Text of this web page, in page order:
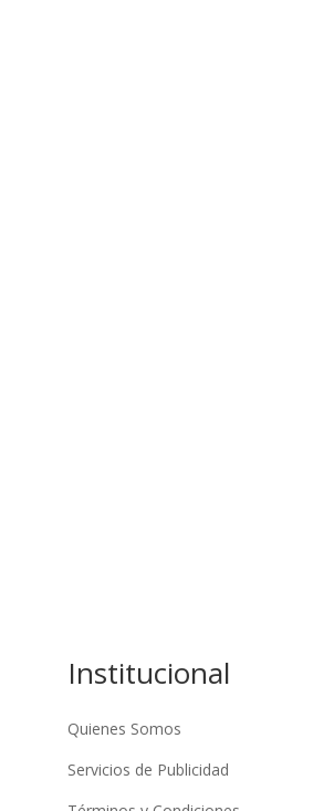
Institucional
Quienes Somos
Servicios de Publicidad